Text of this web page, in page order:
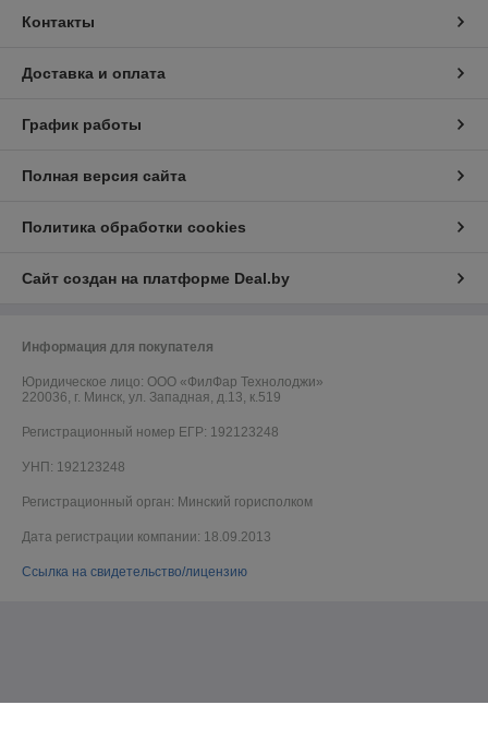
Контакты
Доставка и оплата
График работы
Полная версия сайта
Политика обработки cookies
Сайт создан на платформе Deal.by
Информация для покупателя
Юридическое лицо: ООО «ФилФар Технолоджи»
220036, г. Минск, ул. Западная, д.13, к.519
Регистрационный номер ЕГР: 192123248
УНП: 192123248
Регистрационный орган: Минский горисполком
Дата регистрации компании: 18.09.2013
Ссылка на свидетельство/лицензию